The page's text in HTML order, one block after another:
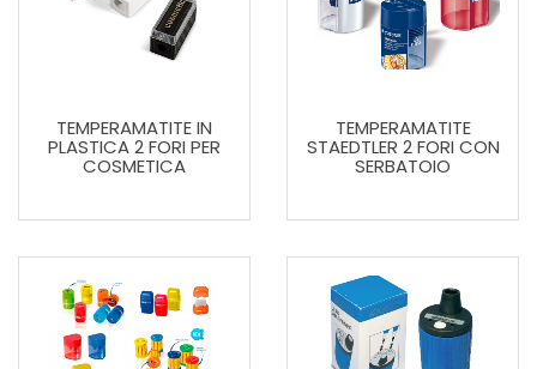
TEMPERAMATITE IN
PLASTICA 2 FORI PER
COSMETICA
TEMPERAMATITE
STAEDTLER 2 FORI CON
SERBATOIO